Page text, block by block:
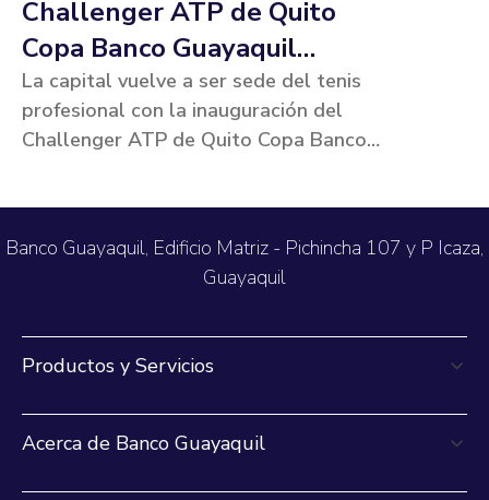
Challenger ATP de Quito
Copa Banco Guayaquil
inaugura una nueva edición de
tenis profesional en la capital
La capital vuelve a ser sede del tenis
profesional con la inauguración del
Challenger ATP de Quito Copa Banco
Banco Guayaquil, Edificio Matriz - Pichincha 107 y P Icaza,
Guayaquil
Productos y Servicios
Acerca de Banco Guayaquil